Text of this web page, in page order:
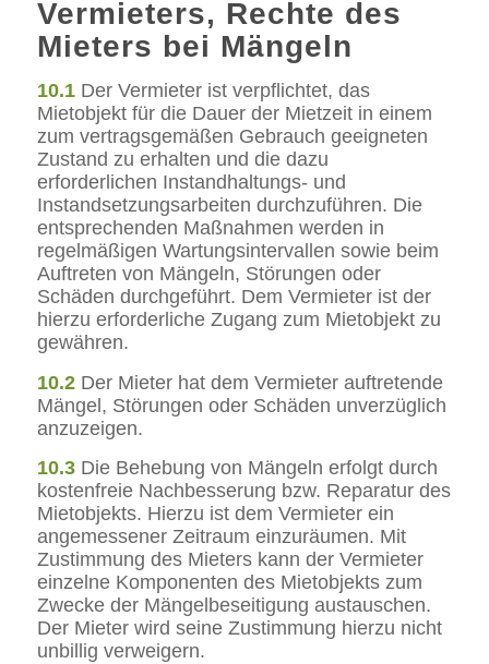
Vermieters, Rechte des
Mieters bei Mängeln
10.1 Der Vermieter ist verpflichtet, das
Mietobjekt für die Dauer der Mietzeit in einem
zum vertragsgemäßen Gebrauch geeigneten
Zustand zu erhalten und die dazu
erforderlichen Instandhaltungs- und
Instandsetzungsarbeiten durchzuführen. Die
entsprechenden Maßnahmen werden in
regelmäßigen Wartungsintervallen sowie beim
Auftreten von Mängeln, Störungen oder
Schäden durchgeführt. Dem Vermieter ist der
hierzu erforderliche Zugang zum Mietobjekt zu
gewähren.
10.2 Der Mieter hat dem Vermieter auftretende
Mängel, Störungen oder Schäden unverzüglich
anzuzeigen.
10.3 Die Behebung von Mängeln erfolgt durch
kostenfreie Nachbesserung bzw. Reparatur des
Mietobjekts. Hierzu ist dem Vermieter ein
angemessener Zeitraum einzuräumen. Mit
Zustimmung des Mieters kann der Vermieter
einzelne Komponenten des Mietobjekts zum
Zwecke der Mängelbeseitigung austauschen.
Der Mieter wird seine Zustimmung hierzu nicht
unbillig verweigern.